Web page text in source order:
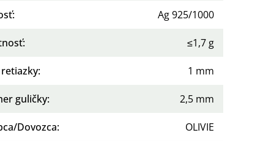
: Ag 925/1000
: ≤1,7 g
: 1 mm
guličky: 2,5 mm
Dovozca: OLIVIE